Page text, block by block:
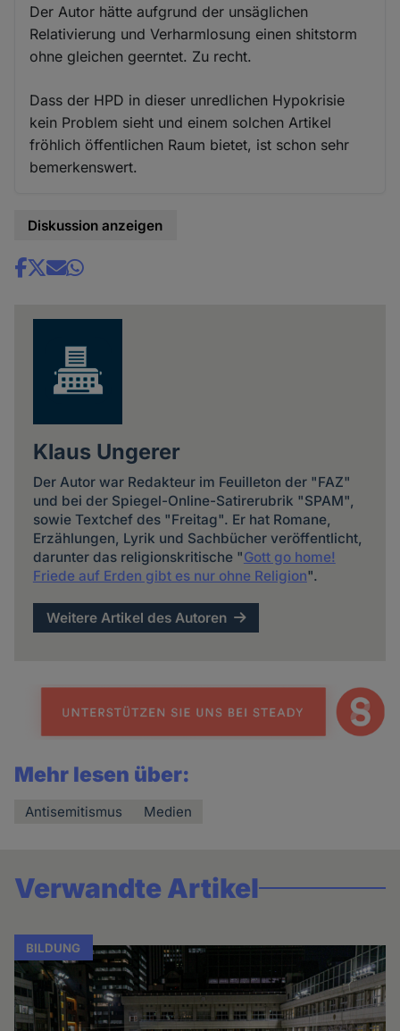
Der Autor hätte aufgrund der unsäglichen
Relativierung und Verharmlosung einen shitstorm
ohne gleichen geerntet. Zu recht.
Dass der HPD in dieser unredlichen Hypokrisie
kein Problem sieht und einem solchen Artikel
fröhlich öffentlichen Raum bietet, ist schon sehr
bemerkenswert.
Diskussion anzeigen
Share
Klaus Ungerer
Der Autor war Redakteur im Feuilleton der "FAZ"
und bei der Spiegel-Online-Satirerubrik "SPAM",
sowie Textchef des "Freitag". Er hat Romane,
Erzählungen, Lyrik und Sachbücher veröffentlicht,
darunter das religionskritische "Gott go home!
Friede auf Erden gibt es nur ohne Religion".
Weitere Artikel des Autoren
Mehr lesen über:
Antisemitismus Medien
Verwandte Artikel
BILDUNG